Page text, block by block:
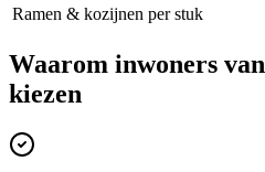
Ramen & kozijnen per stuk
Waarom inwoners van
kiezen